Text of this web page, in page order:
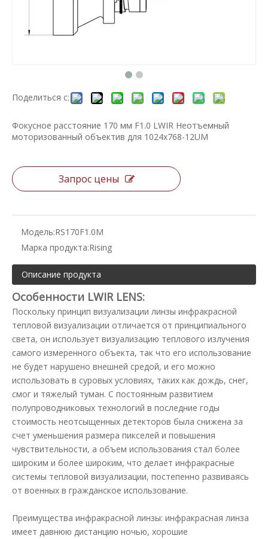
Поделиться с:
Фокусное расстояние 170 мм F1.0 LWIR Неотъемный
моторизованный объектив для 1024x768-12UM
Запрос цены
Модель:RS170F1.0M
Марка продукта:Rising
Описание продукта
Особенности LWIR LENS:
Поскольку принцип визуализации линзы инфракрасной
тепловой визуализации отличается от принципиального
света, он использует визуализацию теплового излучения
самого измеренного объекта, так что его использование
не будет нарушено внешней средой, и его можно
использовать в суровых условиях, таких как дождь, снег,
смог и тяжелый туман. С постоянным развитием
полупроводниковых технологий в последние годы
стоимость неотсыщенных детекторов была снижена за
счет уменьшения размера пикселей и повышения
чувствительности, а объем использования стал более
широким и более широким, что делает инфракрасные
системы тепловой визуализации, постепенно развиваясь
от военных в гражданское использование.
Преимущества инфракрасной линзы: инфракрасная линза
имеет давнюю дистанцию ​​ночью, хорошие